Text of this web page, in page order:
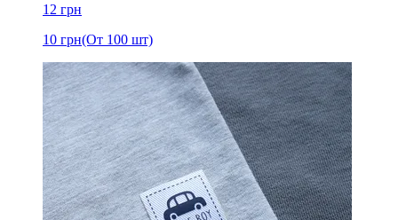
12 грн
10 грн(От 100 шт)